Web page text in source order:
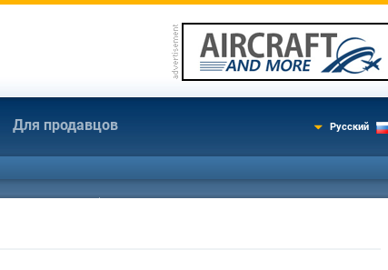
Для продавцов Русский